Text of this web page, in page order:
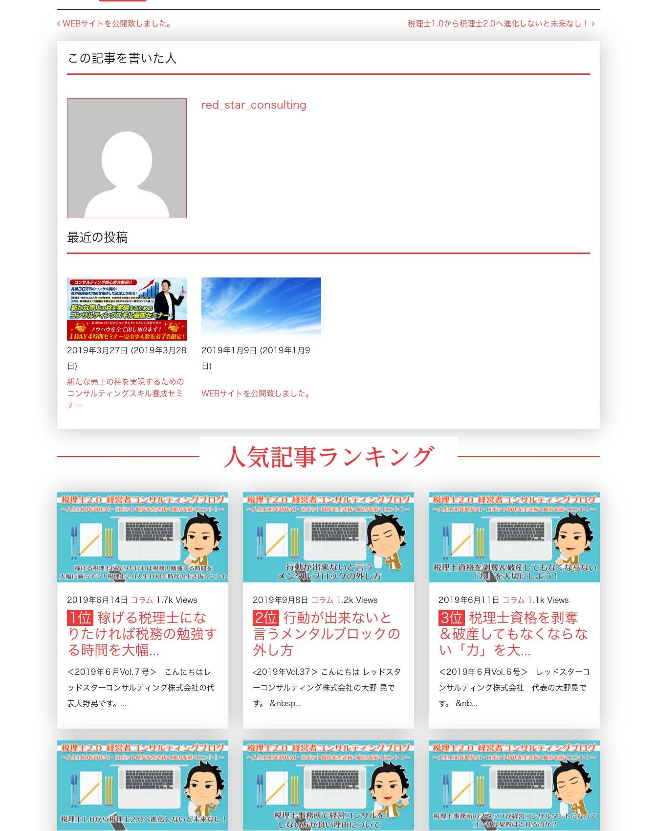
Post navigation
WEBサイトを公開致しました。 税理士1.0から税理士2.0へ進化しないと未来なし！
この記事を書いた人
red_star_consulting
最近の投稿
2019年3月27日 (2019年3月28
日)
新たな売上の柱を実現するための
コンサルティングスキル養成セミ
ナー
2019年1月9日 (2019年1月9
日)
WEBサイトを公開致しました。
人気記事ランキング
2019年6月14日 コラム 1.7k Views
稼げる税理士にな
りたければ税務の勉強す
る時間を大幅...
＜2019年６月Vol.７号＞ こんにちはレ
ッドスターコンサルティング株式会社の代
表大野晃です。...
2019年9月8日 コラム 1.2k Views
行動が出来ないと
言うメンタルブロックの
外し方
<2019年Vol.37＞ こんにちは レッドスタ
ーコンサルティング株式会社の大野 晃で
す。 &nbsp...
2019年6月11日 コラム 1.1k Views
税理士資格を剥奪
＆破産してもなくならな
い「力」を大...
＜2019年６月Vol.６号＞ レッドスターコ
ンサルティング株式会社 代表の大野晃で
す。 &nb...